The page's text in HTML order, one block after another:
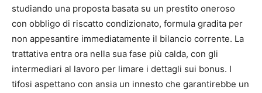
studiando una proposta basata su un prestito oneroso
con obbligo di riscatto condizionato, formula gradita per
non appesantire immediatamente il bilancio corrente. La
trattativa entra ora nella sua fase più calda, con gli
intermediari al lavoro per limare i dettagli sui bonus. I
tifosi aspettano con ansia un innesto che garantirebbe un